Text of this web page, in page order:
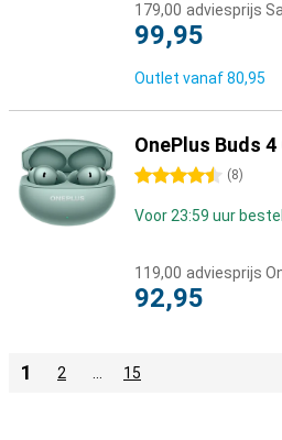
179,00 adviesprijs
99,95
Outlet vanaf80,95
OnePlus Buds 4
4.5 sterren (8)
Voor 23:59 uur
119,00 adviesprijs
92,95
1 2 15